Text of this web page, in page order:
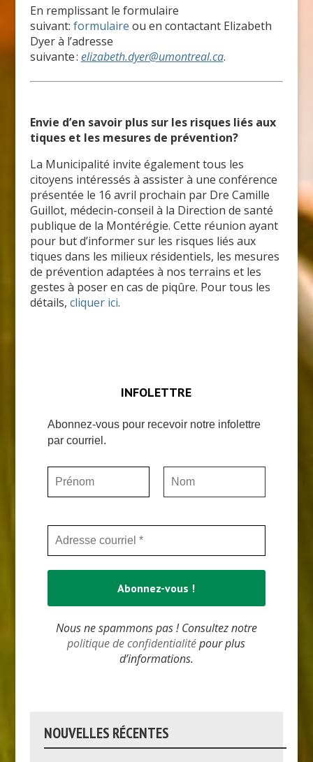
En remplissant le formulaire
suivant: formulaire ou en contactant Elizabeth
Dyer à l’adresse
suivante : elizabeth.dyer@umontreal.ca.
Envie d’en savoir plus sur les risques liés aux
tiques et les mesures de prévention?
La Municipalité invite également tous les
citoyens intéressés à assister à une conférence
présentée le 16 avril prochain par Dre Camille
Guillot, médecin-conseil à la Direction de santé
publique de la Montérégie. Cette réunion ayant
pour but d’informer sur les risques liés aux
tiques dans les milieux résidentiels, les mesures
de prévention adaptées à nos terrains et les
gestes à poser en cas de piqûre. Pour tous les
détails, cliquer ici.
INFOLETTRE
Abonnez-vous pour recevoir notre infolettre
par courriel.
Nous ne spammons pas ! Consultez notre
politique de confidentialitépour plus
d’informations.
NOUVELLES RÉCENTES